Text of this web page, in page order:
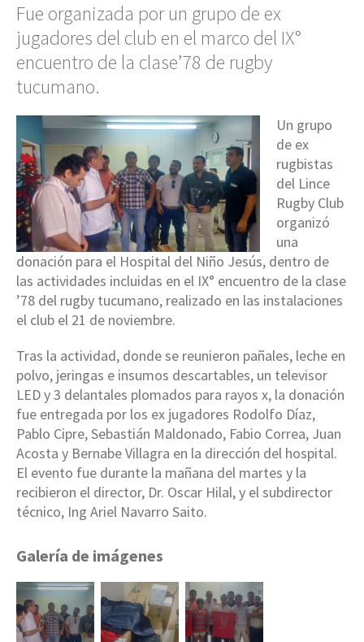
Fue organizada por un grupo de ex
jugadores del club en el marco del IX°
encuentro de la clase’78 de rugby
tucumano.
Un grupo
de ex
rugbistas
del Lince
Rugby Club
organizó
una
donación para el Hospital del Niño Jesús, dentro de
las actividades incluidas en el IX° encuentro de la clase
’78 del rugby tucumano, realizado en las instalaciones
el club el 21 de noviembre.
Tras la actividad, donde se reunieron pañales, leche en
polvo, jeringas e insumos descartables, un televisor
LED y 3 delantales plomados para rayos x, la donación
fue entregada por los ex jugadores Rodolfo Díaz,
Pablo Cipre, Sebastián Maldonado, Fabio Correa, Juan
Acosta y Bernabe Villagra en la dirección del hospital.
El evento fue durante la mañana del martes y la
recibieron el director, Dr. Oscar Hilal, y el subdirector
técnico, Ing Ariel Navarro Saito.
Galería de imágenes